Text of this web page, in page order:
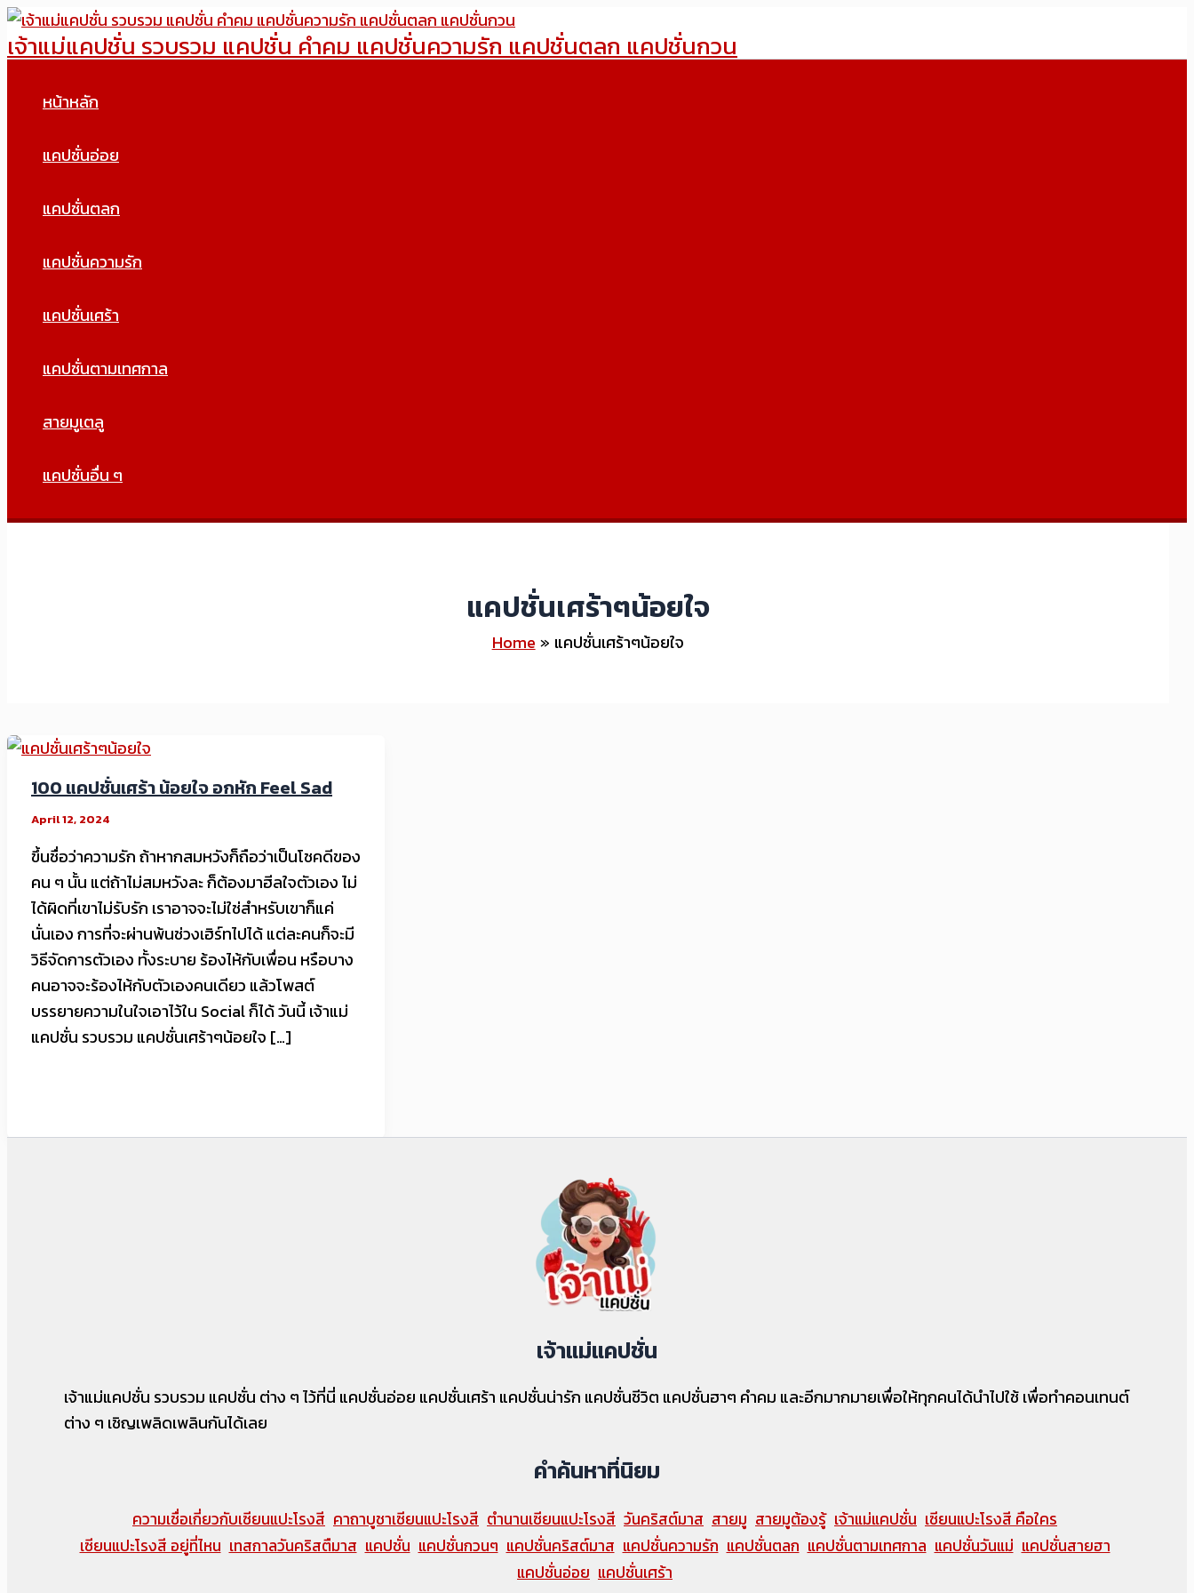
Skip
to
เจ้าแม่แคปชั่น รวบรวม แคปชั่น คำคม แคปชั่นความรัก แคปชั่นตลก แคปชั่นกวน
หน้าหลัก
แคปชั่นอ่อย
แคปชั่นตลก
แคปชั่นความรัก
แคปชั่นเศร้า
แคปชั่นตามเทศกาล
สายมูเตลู
แคปชั่นอื่น ๆ
แคปชั่นเศร้าๆน้อยใจ
Home แคปชั่นเศร้าๆน้อยใจ
100 แคปชั่นเศร้า น้อยใจ อกหัก Feel Sad
April 12, 2024
ขึ้นชื่อว่าความรัก ถ้าหากสมหวังก็ถือว่าเป็นโชคดีของ
คน ๆ นั้น แต่ถ้าไม่สมหวังละ ก็ต้องมาฮีลใจตัวเอง ไม่
ได้ผิดที่เขาไม่รับรัก เราอาจจะไม่ใช่สำหรับเขาก็แค่
นั่นเอง การที่จะผ่านพ้นช่วงเฮิร์ทไปได้ แต่ละคนก็จะมี
วิธีจัดการตัวเอง ทั้งระบาย ร้องไห้กับเพื่อน หรือบาง
คนอาจจะร้องไห้กับตัวเองคนเดียว แล้วโพสต์
บรรยายความในใจเอาไว้ใน Social ก็ได้ วันนี้ เจ้าแม่
แคปชั่น รวบรวม แคปชั่นเศร้าๆน้อยใจ […]
เจ้าแม่แคปชั่น
เจ้าแม่แคปชั่น รวบรวม แคปชั่น ต่าง ๆ ไว้ที่นี่ แคปชั่นอ่อย แคปชั่นเศร้า แคปชั่นน่ารัก แคปชั่นชีวิต แคปชั่นฮาๆ คำคม และอีกมากมายเพื่อให้ทุกคนได้นำไปใช้ เพื่อทำคอนเทนต์
ต่าง ๆ เชิญเพลิดเพลินกันได้เลย
คำค้นหาที่นิยม
ความเชื่อเกี่ยวกับเซียนแปะโรงสี คาถาบูชาเซียนแปะโรงสี ตำนานเซียนแปะโรงสี วันคริสต์มาส สายมู สายมูต้องรู้ เจ้าแม่แคปชั่น เซียนแปะโรงสี คือใคร
เซียนแปะโรงสี อยู่ที่ไหน เทสกาลวันคริสตืมาส แคปชั่น แคปชั่นกวนๆ แคปชั่นคริสต์มาส แคปชั่นความรัก แคปชั่นตลก แคปชั่นตามเทศกาล แคปชั่นวันแม่ แคปชั่นสายฮา
แคปชั่นอ่อย แคปชั่นเศร้า